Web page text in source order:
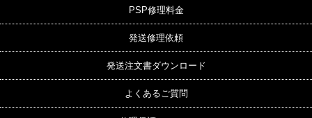
PSP修理料金
発送修理依頼
発送注文書ダウンロード
よくあるご質問